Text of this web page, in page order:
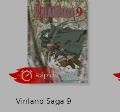
10%
dcto.
$ 15.000
$ 13.500
Vinland Saga 9